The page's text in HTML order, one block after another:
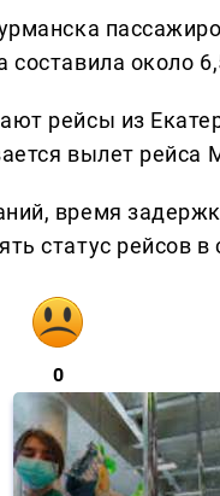
составила около
рейсы из
вылет рейса
время
статус рейсов
0